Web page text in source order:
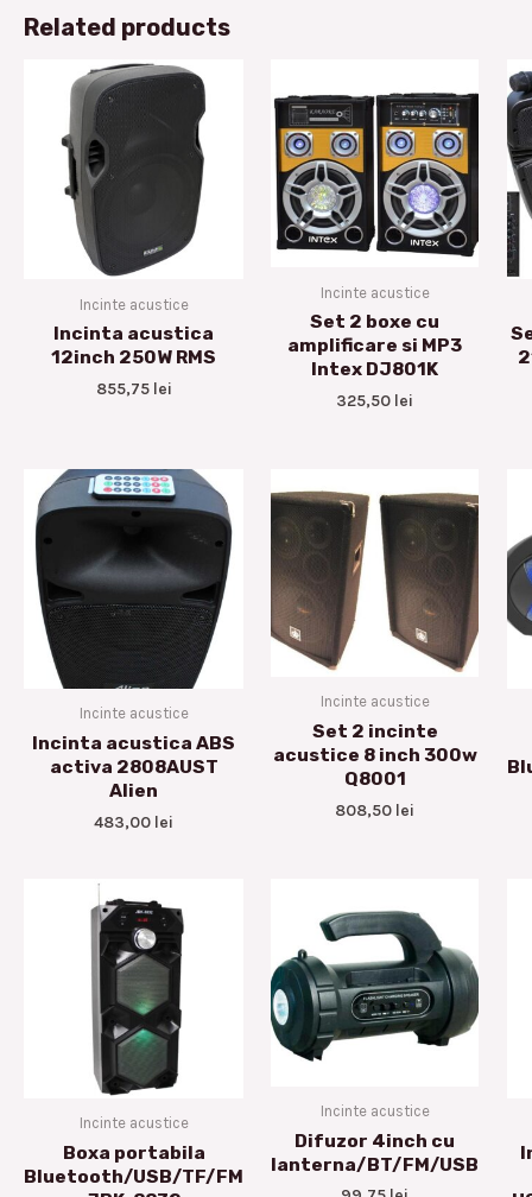
Related products
Incinte acustice
Incinta acustica
12inch 250W RMS
855,75 lei
Incinte acustice
Set 2 boxe cu
amplificare si MP3
Intex DJ801K
325,50 lei
Incinte acustice
Incinta acustica ABS
activa 2808AUST
Alien
483,00 lei
Incinte acustice
Set 2 incinte
acustice 8 inch 300w
Q8001
808,50 lei
Incinte acustice
Boxa portabila
Bluetooth/USB/TF/FM
Incinte acustice
Difuzor 4inch cu
lanterna/BT/FM/USB